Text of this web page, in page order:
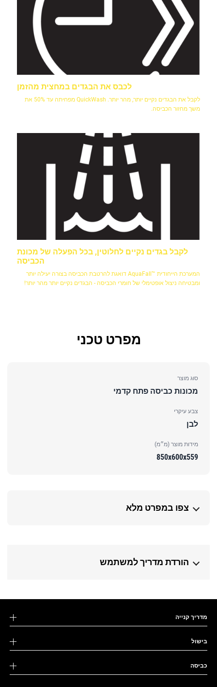
לכבס את הבגדים במחצית מהזמן
לקבל את הבגדים נקיים יותר, מהר יותר. QuickWash מפחיתה עד 50% את
משך מחזור הכביסה.
לקבל בגדים נקיים לחלוטין, בכל הפעלה של מכונת
הכביסה
המערכת הייחודית ™AquaFall דואגת להרטבת הכביסה בצורה יעילה יותר
ומבטיחה ניצול אופטימלי של חומרי הכביסה - הבגדים נקיים יותר מהר יותר!
מפרט טכני
סוג מוצר
מכונות כביסה פתח קדמי
צבע עיקרי
לבן
מידות מוצר (מ״מ)
850x600x559
צפו במפרט מלא
הורדת מדריך למשתמש
מדריך קנייה
בישול
כביסה